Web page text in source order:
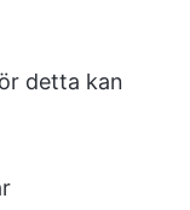
detta kan